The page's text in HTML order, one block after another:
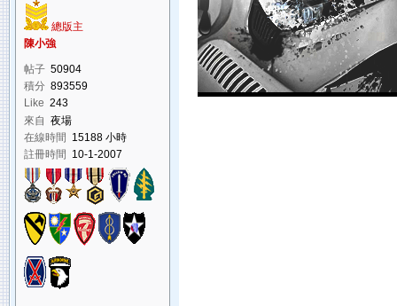
總版主
陳小強
帖子 50904
積分 893559
Like 243
來自 夜場
在線時間 15188 小時
註冊時間
10-1-2007